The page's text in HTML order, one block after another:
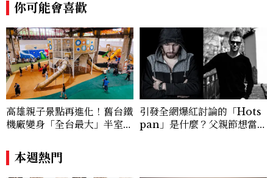
你可能會喜歡
高雄親子景點再進化！舊台鐵
機廠變身「全台最大」半室內
費玩到飽
引發全網爆紅討論的「Hots
pan」是什麼？父親節想當天
本週熱門